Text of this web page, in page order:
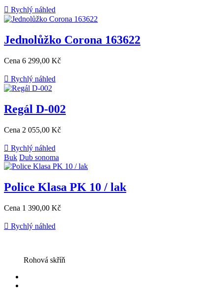
 Rychlý náhled
Jednolůžko Corona 163622
Cena 6 299,00 Kč
 Rychlý náhled
Regál D-002
Cena 2 055,00 Kč
 Rychlý náhled
Buk Dub sonoma
Police Klasa PK 10 / lak
Cena 1 390,00 Kč
 Rychlý náhled
Rohová skříň